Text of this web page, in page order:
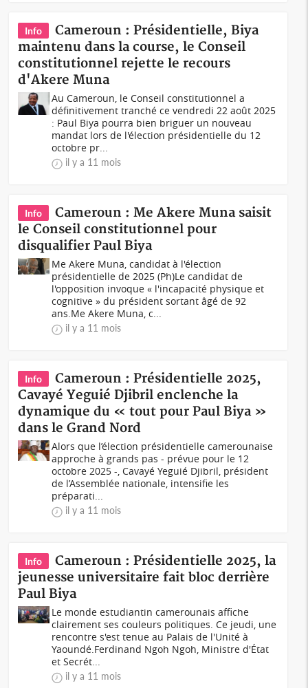
Info
Cameroun : Présidentielle, Biya
maintenu dans la course, le Conseil
constitutionnel rejette le recours
d'Akere Muna
Au Cameroun, le Conseil constitutionnel a
définitivement tranché ce vendredi 22 août 2025
: Paul Biya pourra bien briguer un nouveau
mandat lors de l'élection présidentielle du 12
octobre pr...
il y a 11 mois
Info
Cameroun : Me Akere Muna saisit
le Conseil constitutionnel pour
disqualifier Paul Biya
Me Akere Muna, candidat à l'élection
présidentielle de 2025 (Ph)Le candidat de
l'opposition invoque « l'incapacité physique et
cognitive » du président sortant âgé de 92
ans.Me Akere Muna, c...
il y a 11 mois
Info
Cameroun : Présidentielle 2025,
Cavayé Yeguié Djibril enclenche la
dynamique du « tout pour Paul Biya »
dans le Grand Nord
Alors que l’élection présidentielle camerounaise
approche à grands pas - prévue pour le 12
octobre 2025 -, Cavayé Yeguié Djibril, président
de l’Assemblée nationale, intensifie les
préparati...
il y a 11 mois
Info
Cameroun : Présidentielle 2025, la
jeunesse universitaire fait bloc derrière
Paul Biya
Le monde estudiantin camerounais affiche
clairement ses couleurs politiques. Ce jeudi, une
rencontre s'est tenue au Palais de l'Unité à
Yaoundé.Ferdinand Ngoh Ngoh, Ministre d'État
et Secrét...
il y a 11 mois